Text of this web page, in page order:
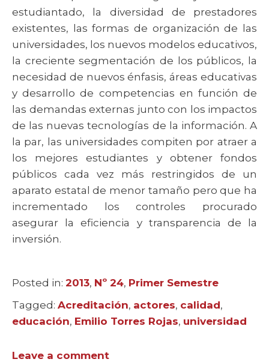
estudiantado, la diversidad de prestadores
existentes, las formas de organización de las
universidades, los nuevos modelos educativos,
la creciente segmentación de los públicos, la
necesidad de nuevos énfasis, áreas educativas
y desarrollo de competencias en función de
las demandas externas junto con los impactos
de las nuevas tecnologías de la información. A
la par, las universidades compiten por atraer a
los mejores estudiantes y obtener fondos
públicos cada vez más restringidos de un
aparato estatal de menor tamaño pero que ha
incrementado los controles procurado
asegurar la eficiencia y transparencia de la
inversión.
Posted in: Categories
2013, Nº 24, Primer Semestre
Tagged: Tags
Acreditación, actores, calidad,
educación, Emilio Torres Rojas, universidad
Leave a comment